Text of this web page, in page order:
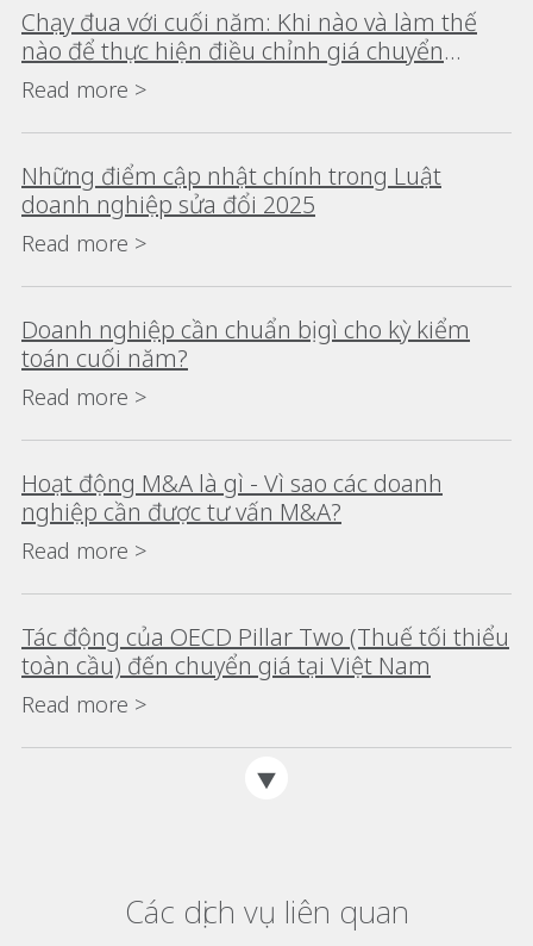
Chạy đua với cuối năm: Khi nào và làm thế
nào để thực hiện điều chỉnh giá chuyển
nhượng tại Việt Nam
Read more >
Những điểm cập nhật chính trong Luật
doanh nghiệp sửa đổi 2025
Read more >
Doanh nghiệp cần chuẩn bị gì cho kỳ kiểm
toán cuối năm?
Read more >
Hoạt động M&A là gì - Vì sao các doanh
nghiệp cần được tư vấn M&A?
Read more >
Tác động của OECD Pillar Two (Thuế tối thiểu
toàn cầu) đến chuyển giá tại Việt Nam
Read more >
Các dịch vụ liên quan